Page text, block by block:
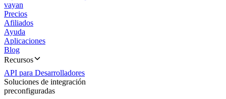
vayan
Precios
Afiliados
Ayuda
Aplicaciones
Blog
Recursos
API para Desarrolladores
Soluciones de integración
preconfiguradas